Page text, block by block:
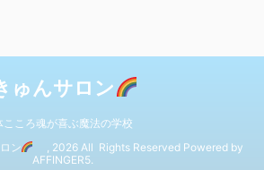
ゅんサロン
こころ魂が喜ぶ魔法の学校
ン
, 2026 All Rights Reserved Powered by
AFFINGER5.